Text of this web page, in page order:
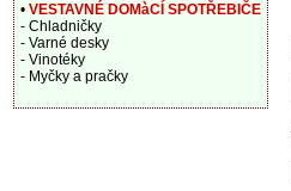
• VESTAVNÉ DOMàCÍ SPOTŘEBIČE
- Chladničky
- Varné desky
- Vinotéky
- Myčky a pračky